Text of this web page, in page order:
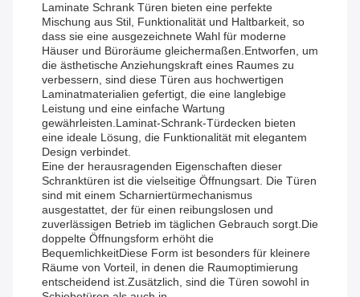
Laminate Schrank Türen bieten eine perfekte
Mischung aus Stil, Funktionalität und Haltbarkeit, so
dass sie eine ausgezeichnete Wahl für moderne
Häuser und Büroräume gleichermaßen.Entworfen, um
die ästhetische Anziehungskraft eines Raumes zu
verbessern, sind diese Türen aus hochwertigen
Laminatmaterialien gefertigt, die eine langlebige
Leistung und eine einfache Wartung
gewährleisten.Laminat-Schrank-Türdecken bieten
eine ideale Lösung, die Funktionalität mit elegantem
Design verbindet.
Eine der herausragenden Eigenschaften dieser
Schranktüren ist die vielseitige Öffnungsart. Die Türen
sind mit einem Scharniertürmechanismus
ausgestattet, der für einen reibungslosen und
zuverlässigen Betrieb im täglichen Gebrauch sorgt.Die
doppelte Öffnungsform erhöht die
BequemlichkeitDiese Form ist besonders für kleinere
Räume von Vorteil, in denen die Raumoptimierung
entscheidend ist.Zusätzlich, sind die Türen sowohl in